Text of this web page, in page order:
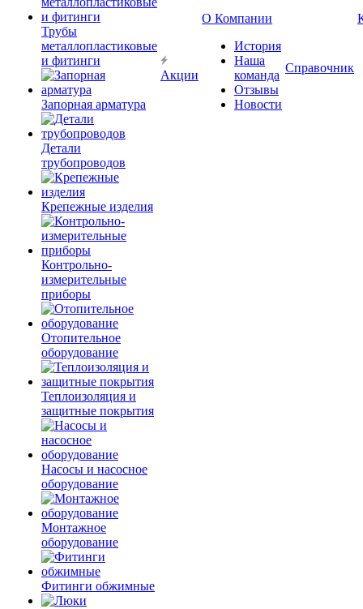
Трубы
металлопластиковые
и фитинги
Запорная арматура
Детали
трубопроводов
Крепежные изделия
Контрольно-
измерительные
приборы
Отопительное
оборудование
Теплоизоляция и
защитные покрытия
Насосы и насосное
оборудование
Монтажное
оборудование
Фитинги обжимные
Акции
О Компании
История
Наша
команда
Отзывы
Новости
Справочник